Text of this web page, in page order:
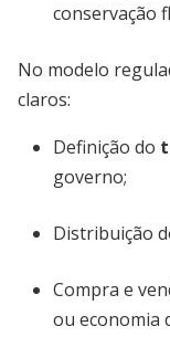
conservação
No modelo
claros:
Definição do
governo;
Distribuição
Compra e
ou economia